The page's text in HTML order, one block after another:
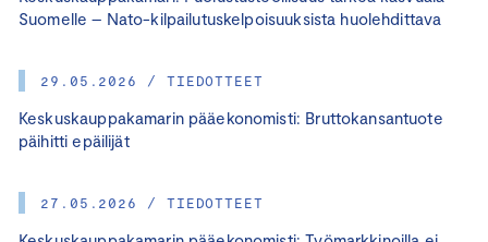
Suomelle – Nato-kilpailutuskelpoisuuksista huolehdittava
29.05.2026 / TIEDOTTEET
Keskuskauppakamarin pääekonomisti: Bruttokansantuote
päihitti epäilijät
27.05.2026 / TIEDOTTEET